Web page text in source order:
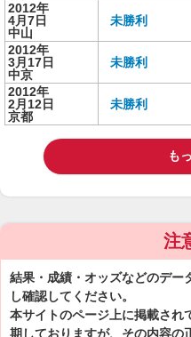
2012年
4月7日
中山
未勝利
2012年
3月17日
中京
未勝利
2012年
2月12日
京都
未勝利
も
注
結果・成績・オッズなどのデー
し確認してください。
本サイトのページ上に掲載され
期しておりますが、その内容の